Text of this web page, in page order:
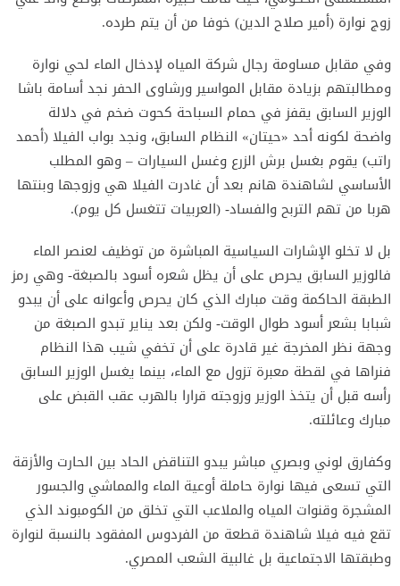
زوج نوارة (أمير صلاح الدين) خوفا من أن يتم طرده.
وفي مقابل مساومة رجال شركة المياه لإدخال الماء لحي نوارة
ومطالبتهم بزيادة مقابل المواسير ورشاوى الحفر نجد أسامة باشا
الوزير السابق يقفز في حمام السباحة كحوت ضخم في دلالة
واضحة لكونه أحد «حيتان» النظام السابق، ونجد بواب الفيلا (أحمد
راتب) يقوم بغسل برش الزرع وغسل السيارات – وهو المطلب
الأساسي لشاهندة هانم بعد أن غادرت الفيلا هي وزوجها وبنتها
هربا من تهم التربح والفساد- (العربيات تتغسل كل يوم).
بل لا تخلو الإشارات السياسية المباشرة من توظيف لعنصر الماء
فالوزير السابق يحرص على أن يظل شعره أسود بالصبغة- وهي رمز
الطبقة الحاكمة وقت مبارك الذي كان يحرص وأعوانه على أن يبدو
شبابا بشعر أسود طوال الوقت- ولكن بعد يناير تبدو الصبغة من
وجهة نظر المخرجة غير قادرة على أن تخفي شيب هذا النظام
فنراها في لقطة معبرة تزول مع الماء، بينما يغسل الوزير السابق
رأسه قبل أن يتخذ الوزير وزوجته قرارا بالهرب عقب القبض على
مبارك وعائلته.
وكفارق لوني وبصري مباشر يبدو التناقض الحاد بين الحارت والأزقة
التي تسعى فيها نوارة حاملة أوعية الماء والمماشي والجسور
المشجرة وقنوات المياه والملاعب التي تخلق من الكومبوند الذي
تقع فيه فيلا شاهندة قطعة من الفردوس المفقود بالنسبة لنوارة
وطبقتها الاجتماعية بل غالبية الشعب المصري.